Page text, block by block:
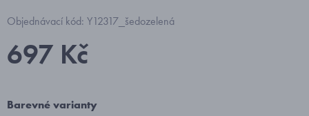
Objednávací kód: Y12317_šedozelená
697 Kč
Barevné varianty